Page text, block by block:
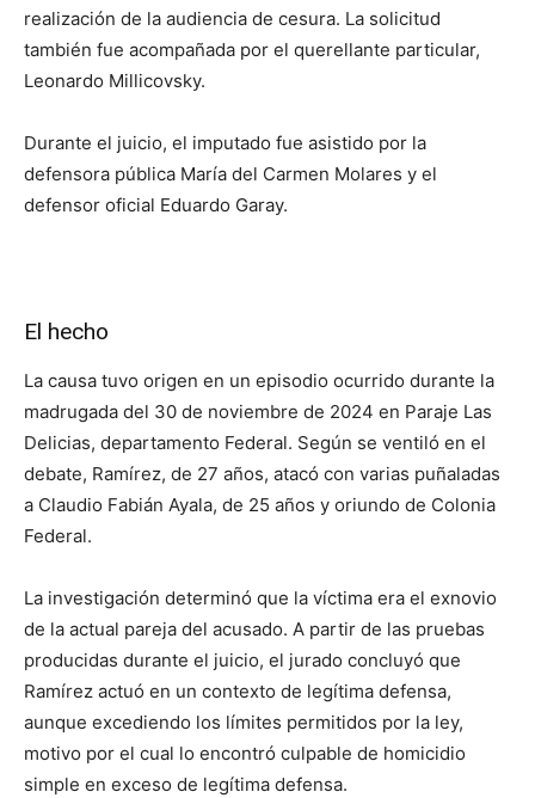
realización de la audiencia de cesura. La solicitud
también fue acompañada por el querellante particular,
Leonardo Millicovsky.
Durante el juicio, el imputado fue asistido por la
defensora pública María del Carmen Molares y el
defensor oficial Eduardo Garay.
El hecho
La causa tuvo origen en un episodio ocurrido durante la
madrugada del 30 de noviembre de 2024 en Paraje Las
Delicias, departamento Federal. Según se ventiló en el
debate, Ramírez, de 27 años, atacó con varias puñaladas
a Claudio Fabián Ayala, de 25 años y oriundo de Colonia
Federal.
La investigación determinó que la víctima era el exnovio
de la actual pareja del acusado. A partir de las pruebas
producidas durante el juicio, el jurado concluyó que
Ramírez actuó en un contexto de legítima defensa,
aunque excediendo los límites permitidos por la ley,
motivo por el cual lo encontró culpable de homicidio
simple en exceso de legítima defensa.